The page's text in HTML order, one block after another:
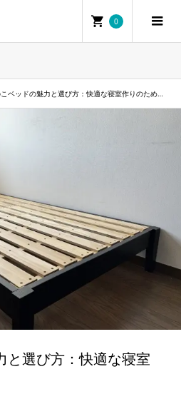
0
ベッドの魅力と選び方：快適な寝室作りのために
と選び方：快適な寝室